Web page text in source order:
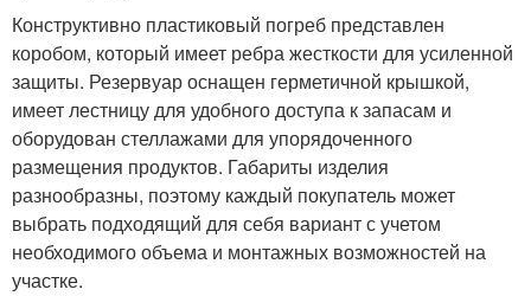
Конструктивно пластиковый погреб представлен
коробом, который имеет ребра жесткости для усиленной
защиты. Резервуар оснащен герметичной крышкой,
имеет лестницу для удобного доступа к запасам и
оборудован стеллажами для упорядоченного
размещения продуктов. Габариты изделия
разнообразны, поэтому каждый покупатель может
выбрать подходящий для себя вариант с учетом
необходимого объема и монтажных возможностей на
участке.